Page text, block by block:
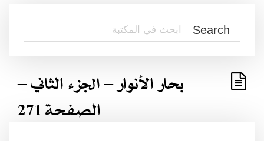
بحار الأنوار – الجزء الثاني –
الصفحة 271